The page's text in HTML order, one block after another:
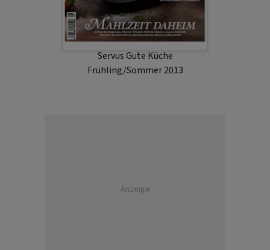
Servus Gute Küche
Frühling/Sommer 2013
Anzeige